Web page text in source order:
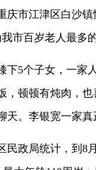
庆市江津区白沙
市百岁老人最多
下5个子女，一家
，顿顿有炖肉，
天。李银宽一家真
民政局统计，到8